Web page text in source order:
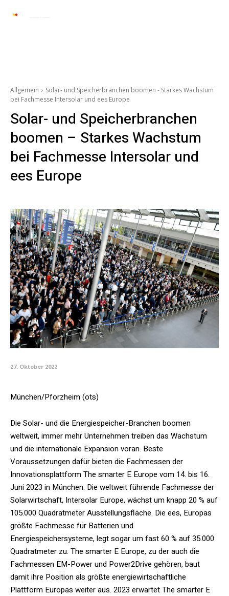
Allgemein
Solar- und Speicherbranchen boomen - Starkes Wachstum
bei Fachmesse Intersolar und ees Europe
Solar- und Speicherbranchen
boomen – Starkes Wachstum
bei Fachmesse Intersolar und
ees Europe
27. Oktober 2022
München/Pforzheim (ots)
Die Solar- und die Energiespeicher-Branchen boomen
weltweit, immer mehr Unternehmen treiben das Wachstum
und die internationale Expansion voran. Beste
Voraussetzungen dafür bieten die Fachmessen der
Innovationsplattform The smarter E Europe vom 14. bis 16.
Juni 2023 in München: Die weltweit führende Fachmesse der
Solarwirtschaft, Intersolar Europe, wächst um knapp 20 % auf
105.000 Quadratmeter Ausstellungsfläche. Die ees, Europas
größte Fachmesse für Batterien und
Energiespeichersysteme, legt sogar um fast 60 % auf 35.000
Quadratmeter zu. The smarter E Europe, zu der auch die
Fachmessen EM-Power und Power2Drive gehören, baut
damit ihre Position als größte energiewirtschaftliche
Plattform Europas weiter aus. 2023 erwartet The smarter E